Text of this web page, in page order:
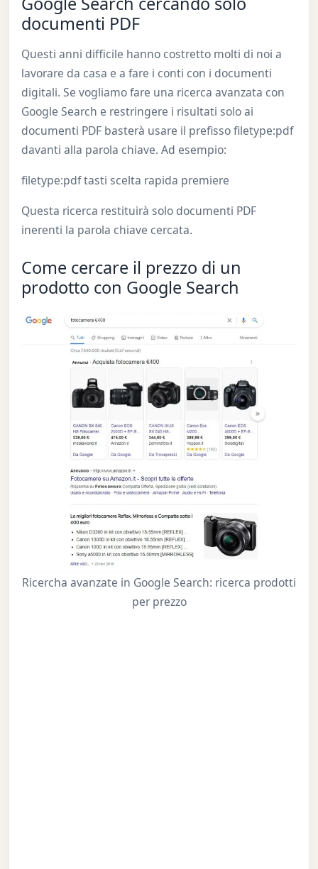
documenti PDF
Questi anni difficile hanno costretto molti di noi a
lavorare da casa e a fare i conti con i documenti
digitali. Se vogliamo fare una ricerca avanzata con
Google Search e restringere i risultati solo ai
documenti PDF basterà usare il prefisso filetype:pdf
davanti alla parola chiave. Ad esempio:
filetype:pdf tasti scelta rapida premiere
Questa ricerca restituirà solo documenti PDF
inerenti la parola chiave cercata.
Come cercare il prezzo di un
prodotto con Google Search
Ricercha avanzate in Google Search: ricerca prodotti
per prezzo